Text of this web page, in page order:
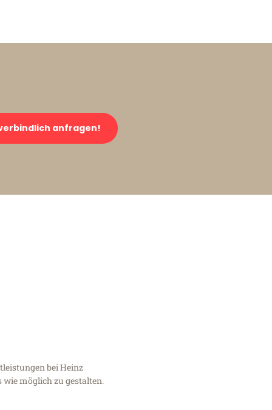
anfragen!
bei Heinz
wie möglich zu gestalten.